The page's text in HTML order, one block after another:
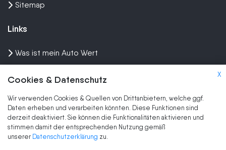
X
Cookies & Datenschutz
Wir verwenden Cookies & Quellen von Drittanbietern, welche ggf.
Daten erheben und verarbeiten könnten. Diese Funktionen sind
derzeit deaktiviert. Sie können die Funktionalitäten aktivieren und
stimmen damit der entsprechenden Nutzung gemäß
unserer Datenschutzerklärung zu.
Sitemap
Links
Was ist mein Auto Wert
Wir kaufen dein Auto
Marken